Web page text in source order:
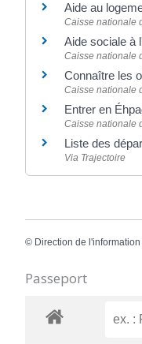
Aide au
Caisse nationale
Aide sociale à
Caisse nationale
Connaître les
Caisse nationale
Entrer en
Caisse nationale
Liste des
Via Trajectoire
© Direction de
Passeport